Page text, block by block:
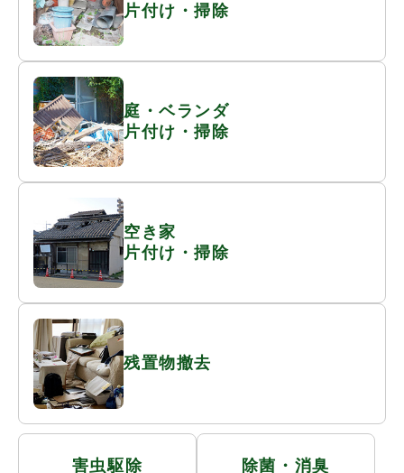
片付け・掃除
庭・ベランダ
片付け・掃除
空き家
片付け・掃除
残置物撤去
害虫駆除 除菌・消臭